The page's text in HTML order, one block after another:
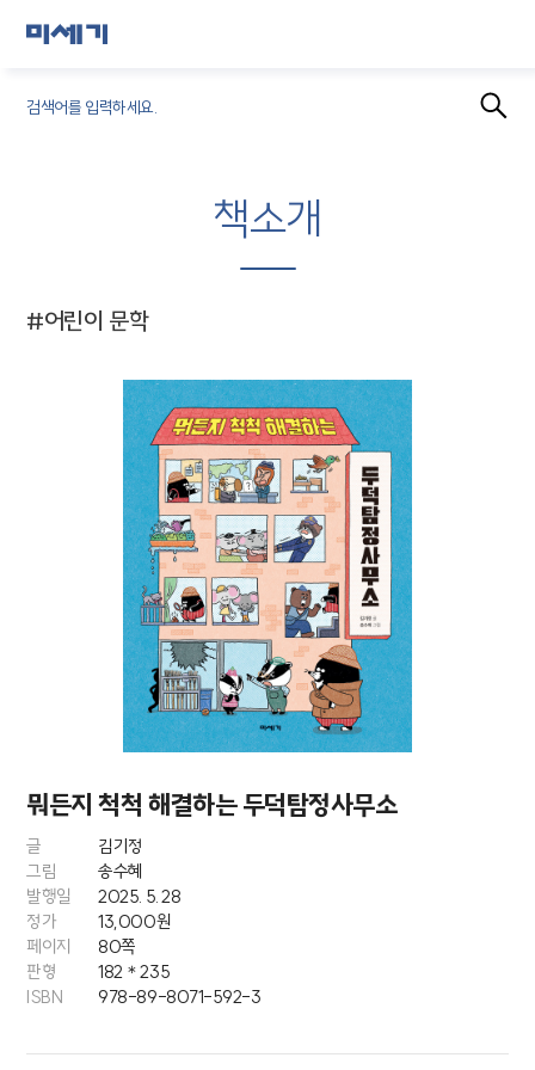
책소개
#어린이 문학
뭐든지 척척 해결하는두덕탐정사무소
글
김기정
그림
송수혜
발행일
2025. 5. 28
정가
13,000원
페이지
80쪽
판형
182＊235
ISBN
978-89-8071-592-3